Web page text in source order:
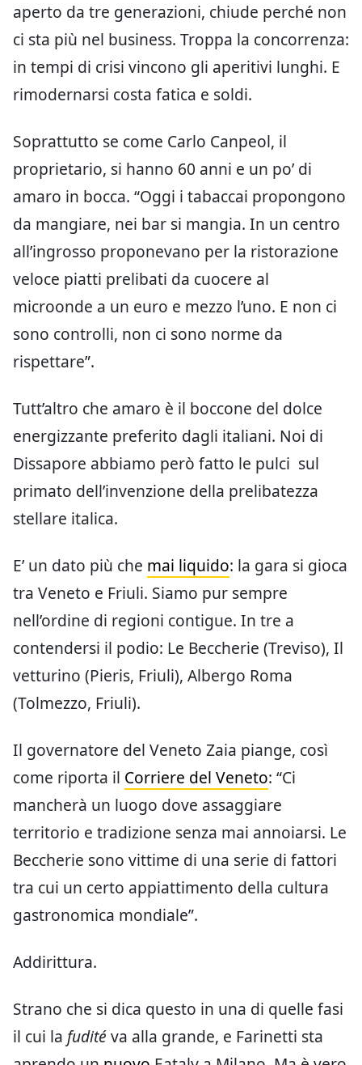
aperto da tre generazioni, chiude perché non
ci sta più nel business. Troppa la concorrenza:
in tempi di crisi vincono gli aperitivi lunghi. E
rimodernarsi costa fatica e soldi.
Soprattutto se come Carlo Canpeol, il
proprietario, si hanno 60 anni e un po’ di
amaro in bocca. “Oggi i tabaccai propongono
da mangiare, nei bar si mangia. In un centro
all’ingrosso proponevano per la ristorazione
veloce piatti prelibati da cuocere al
microonde a un euro e mezzo l’uno. E non ci
sono controlli, non ci sono norme da
rispettare”.
Tutt’altro che amaro è il boccone del dolce
energizzante preferito dagli italiani. Noi di
Dissapore abbiamo però fatto le pulci sul
primato dell’invenzione della prelibatezza
stellare italica.
E’ un dato più che mai liquido: la gara si gioca
tra Veneto e Friuli. Siamo pur sempre
nell’ordine di regioni contigue. In tre a
contendersi il podio: Le Beccherie (Treviso), Il
vetturino (Pieris, Friuli), Albergo Roma
(Tolmezzo, Friuli).
Il governatore del Veneto Zaia piange, così
come riporta il Corriere del Veneto: “Ci
mancherà un luogo dove assaggiare
territorio e tradizione senza mai annoiarsi. Le
Beccherie sono vittime di una serie di fattori
tra cui un certo appiattimento della cultura
gastronomica mondiale”.
Addirittura.
Strano che si dica questo in una di quelle fasi
il cui la fuditéva alla grande, e Farinetti sta